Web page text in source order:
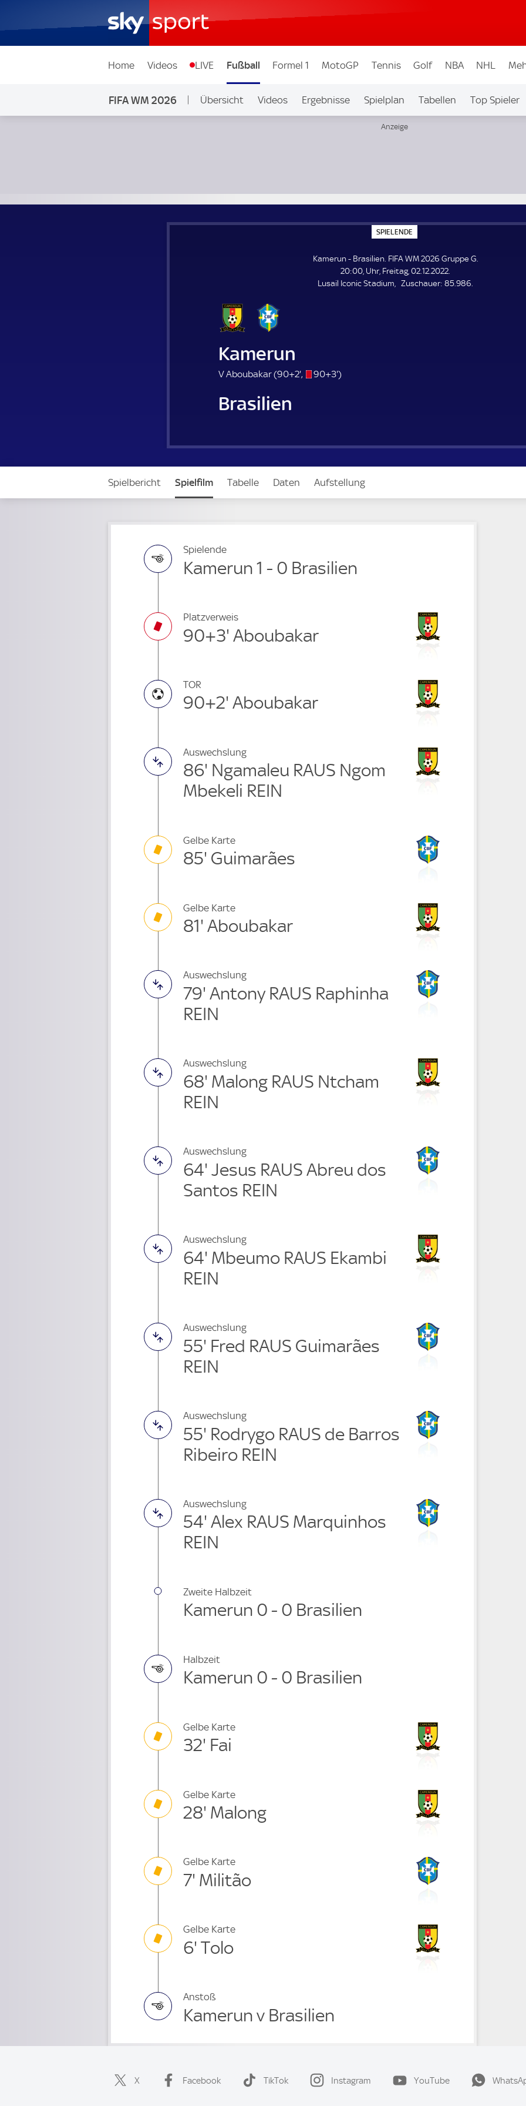
Home Videos LIVE Fußball Formel 1 MotoGP Tennis Golf NBA NHL
FIFA WM 2026 Übersicht Videos Ergebnisse Spielplan Tabellen Top Spieler
SPIELENDE
P
E
L
E
N
Kamerun - Brasilien. FIFA WM 2026 Gruppe G.
20:00, Uhr, Freitag, 02.12.2022.
Lusail Iconic Stadium
Zuschauer: Z
85.986.
Kamerun
V Aboubakar (90+2'9
u
,
s90+3'9
u
)
Brasilien
Spielbericht Spielfilm Tabelle Daten Aufstellung
Spielende
Kamerun 1 - 0 Brasilien
Platzverweis
90+3' Aboubakar
TOR
90+2' Aboubakar
Auswechslung
86' Ngamaleu RAUS Ngom
Mbekeli REIN
Gelbe Karte
85' Guimarães
Gelbe Karte
81' Aboubakar
Auswechslung
79' Antony RAUS Raphinha
REIN
Auswechslung
68' Malong RAUS Ntcham
REIN
Auswechslung
64' Jesus RAUS Abreu dos
Santos REIN
Auswechslung
64' Mbeumo RAUS Ekambi
REIN
Auswechslung
55' Fred RAUS Guimarães
REIN
Auswechslung
55' Rodrygo RAUS de Barros
Ribeiro REIN
Auswechslung
54' Alex RAUS Marquinhos
REIN
Zweite Halbzeit
Kamerun 0 - 0 Brasilien
Halbzeit
Kamerun 0 - 0 Brasilien
Gelbe Karte
32' Fai
Gelbe Karte
28' Malong
Gelbe Karte
7' Militão
Gelbe Karte
6' Tolo
Anstoß
Kamerun v Brasilien
X Facebook TikTok Instagram YouTube